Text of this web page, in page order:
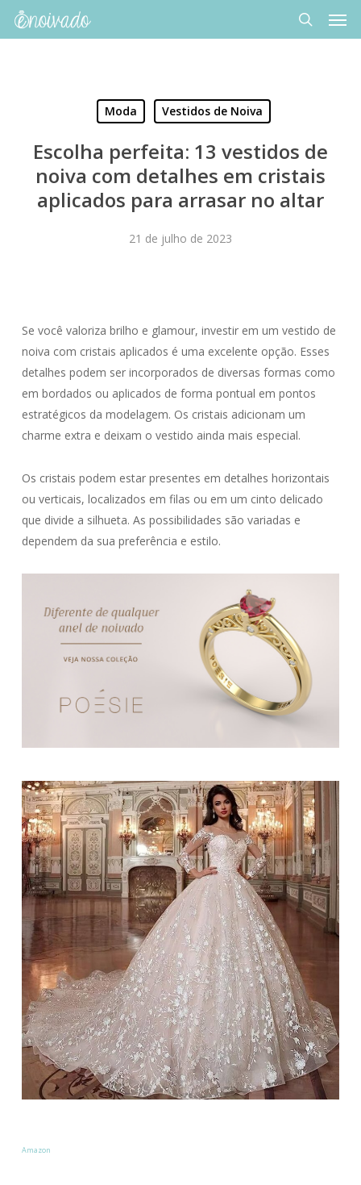
Skip
search
Moda Vestidos de Noiva
Escolha perfeita: 13 vestidos de
noiva com detalhes em cristais
aplicados para arrasar no altar
21 de julho de 2023
Se você valoriza brilho e glamour, investir em um vestido de
noiva com cristais aplicados é uma excelente opção. Esses
detalhes podem ser incorporados de diversas formas como
em bordados ou aplicados de forma pontual em pontos
estratégicos da modelagem. Os cristais adicionam um
charme extra e deixam o vestido ainda mais especial.
Os cristais podem estar presentes em detalhes horizontais
ou verticais, localizados em filas ou em um cinto delicado
que divide a silhueta. As possibilidades são variadas e
dependem da sua preferência e estilo.
Amazon